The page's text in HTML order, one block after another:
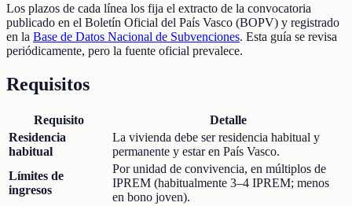
Los plazos de cada línea los fija el extracto de la convocatoria
publicado en el Boletín Oficial del País Vasco (BOPV) y registrado
en la Base de Datos Nacional de Subvenciones. Esta guía se revisa
periódicamente, pero la fuente oficial prevalece.
Requisitos
Requisito
Detalle
Residencia
habitual
La vivienda debe ser residencia habitual y
permanente y estar en País Vasco.
Límites de
ingresos
Por unidad de convivencia, en múltiplos de
IPREM (habitualmente 3–4 IPREM; menos
en bono joven).